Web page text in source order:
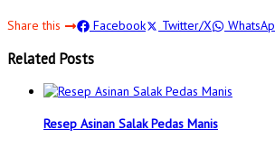
Share this Facebook Twitter/X
Related Posts
Resep Asinan Salak Pedas Manis